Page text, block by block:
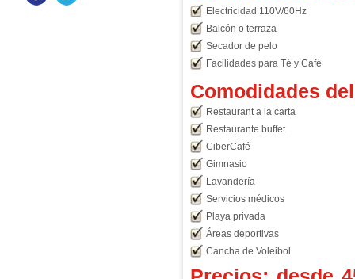
Electricidad 110V/60Hz
Balcón o terraza
Secador de pelo
Facilidades para Té y Café
Comodidades
Restaurant a la carta
Restaurante buffet
CiberCafé
Gimnasio
Lavandería
Servicios médicos
Playa privada
Áreas deportivas
Cancha de Voleibol